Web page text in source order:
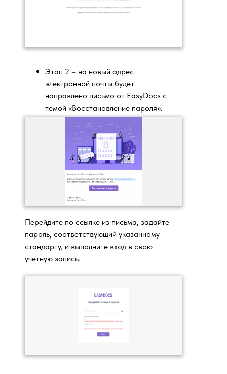
Этап 2 – на новый адрес
электронной почты будет
направлено письмо от EasyDocs с
темой «Восстановление пароля».
Перейдите по ссылке из письма, задайте
пароль, соответствующий указанному
стандарту, и выполните вход в свою
учетную запись.